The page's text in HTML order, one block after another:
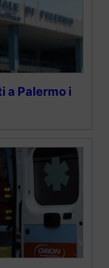
a Palermo i